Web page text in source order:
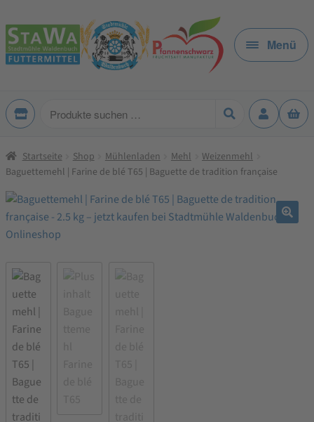
Zur
Navigation
springen
Zum
Inhalt
springen
Menü
Produkte
Startseite Shop Mühlenladen Mehl
Weizenmehl
Baguettemehl | Farine de blé T65 | Baguette de tradition française